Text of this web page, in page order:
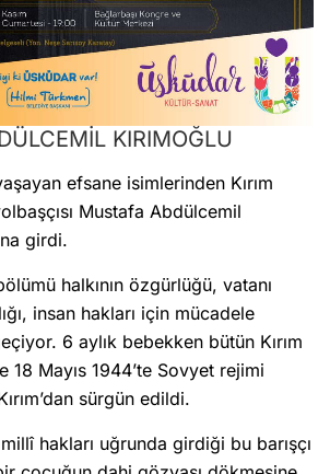
KIRIMOĞLU
efsane isimlerinden Kırım
Mustafa Abdülcemil
girdi.
halkının özgürlüğü, vatanı
insan hakları için mücadele
6 aylık bebekken bütün Kırım
18 Mayıs 1944’te Sovyet rejimi
sürgün edildi.
millî hakları uğrunda girdiği bu barışçı